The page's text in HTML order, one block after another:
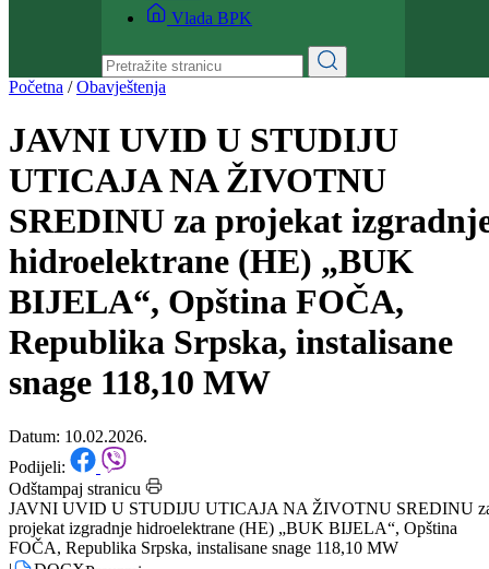
Licence za projektovanje
Pros. plan BPK
Kontakt
Vlada BPK
Početna/Obavještenja
JAVNI UVID U STUDIJU
UTICAJA NA ŽIVOTNU
SREDINU za projekat
hidroelektrane (HE) „BUK
BIJELA“, Opština FOČA,
Republika Srpska, instalisane
snage 118,10 MW
Datum: 10.02.2026.
Podijeli:
Odštampaj stranicu